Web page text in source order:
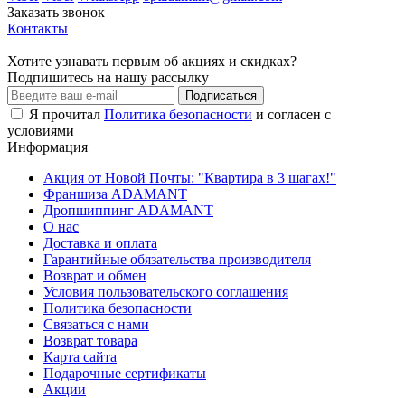
Заказать звонок
Контакты
Хотите узнавать первым об акциях и скидках?
Подпишитесь на нашу рассылку
Подписаться
Я прочитал Политика безопасности и согласен с
условиями
Информация
Акция от Новой Почты: "Квартира в 3 шагах!"
Франшиза ADAMANT
Дропшиппинг ADAMANT
О нас
Доставка и оплата
Гарантийные обязательства производителя
Возврат и обмен
Условия пользовательского соглашения
Политика безопасности
Связаться с нами
Возврат товара
Карта сайта
Подарочные сертификаты
Акции